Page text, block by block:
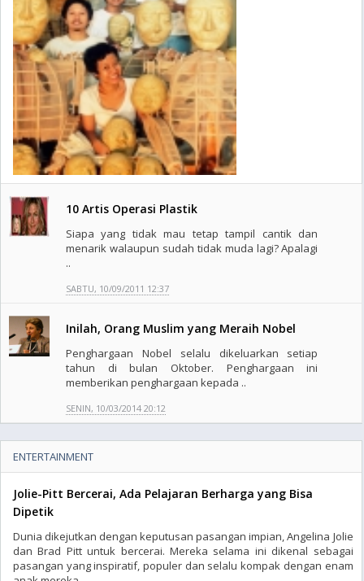
10 Artis Operasi Plastik
Siapa yang tidak mau tetap tampil cantik dan
menarik walaupun sudah tidak muda lagi? Apalagi
..
SABTU, 10/09/2011 12:37
Inilah, Orang Muslim yang Meraih Nobel
Penghargaan Nobel selalu dikeluarkan setiap
tahun di bulan Oktober. Penghargaan ini
memberikan penghargaan kepada ..
SENIN, 10/03/2014 20:12
ENTERTAINMENT
Jolie-Pitt Bercerai, Ada Pelajaran Berharga yang Bisa
Dipetik
Dunia dikejutkan dengan keputusan pasangan impian, Angelina Jolie
dan Brad Pitt untuk bercerai. Mereka selama ini dikenal sebagai
pasangan yang inspiratif, populer dan selalu kompak dengan enam